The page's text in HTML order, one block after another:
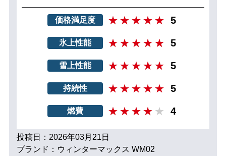
価格満足度 5
氷上性能 5
雪上性能 5
持続性 5
燃費 4
投稿日：2026年03月21日
ブランド：ウィンターマックス WM02